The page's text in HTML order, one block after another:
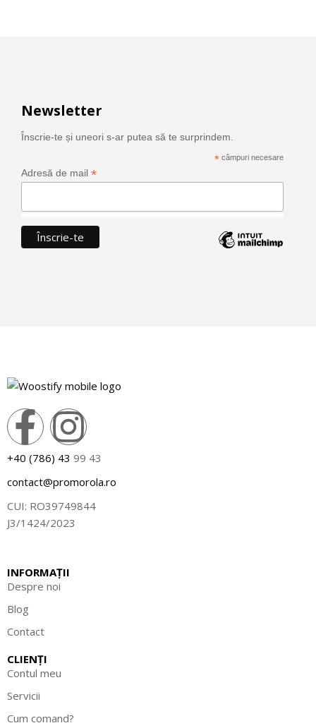
Newsletter
Înscrie-te și uneori s-ar putea să te surprindem.
* câmpuri necesare
Adresă de mail *
+40 (786) 43 99 43
contact@promorola.ro
CUI: RO39749844
J3/1424/2023
INFORMAȚII
Despre noi
Blog
Contact
CLIENȚI
Contul meu
Servicii
Cum comand?